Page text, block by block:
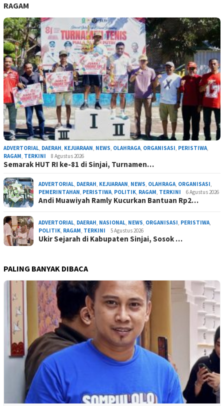
RAGAM
ADVERTORIAL, DAERAH, KEJUARAAN, NEWS, OLAHRAGA, ORGANISASI, PERISTIWA,
RAGAM, TERKINI 8 Agustus 2026
Semarak HUT RI ke-81 di Sinjai, Turnamen…
ADVERTORIAL, DAERAH, KEJUARAAN, NEWS, OLAHRAGA, ORGANISASI,
PEMERINTAHAN, PERISTIWA, POLITIK, RAGAM, TERKINI 6 Agustus 2026
Andi Muawiyah Ramly Kucurkan Bantuan Rp2…
ADVERTORIAL, DAERAH, NASIONAL, NEWS, ORGANISASI, PERISTIWA,
POLITIK, RAGAM, TERKINI 5 Agustus 2026
Ukir Sejarah di Kabupaten Sinjai, Sosok …
PALING BANYAK DIBACA